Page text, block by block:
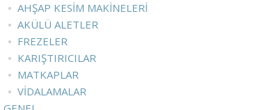
AHŞAP KESIM MAKINELERI
AKÜLÜ ALETLER
FREZELER
KARIŞTIRICILAR
MATKAPLAR
VIDALAMALAR